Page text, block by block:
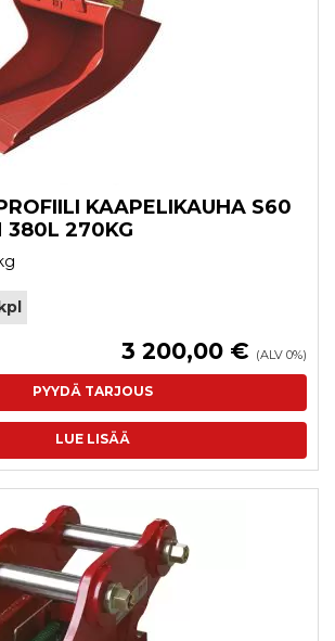
KAAPELIKAUHA S60
270KG
3 200,00 € (ALV 0%)
PYYDÄ TARJOUS
LUE LISÄÄ